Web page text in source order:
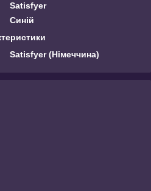
Satisfyer
Синій
Satisfyer (Німеччина)